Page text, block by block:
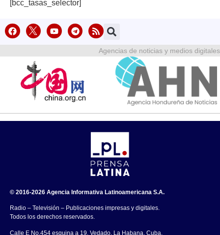
[bcc_tasas_selector]
Agencias de noticias y medios digitales
© 2016-2026 Agencia Informativa Latinoamericana S.A.
Radio – Televisión – Publicaciones impresas y digitales.
Todos los derechos reservados.
Calle E No.454 esquina a 19, Vedado, La Habana, Cuba.